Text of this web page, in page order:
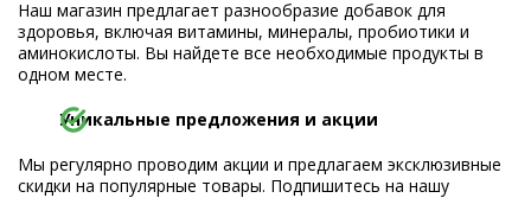
Наш магазин предлагает разнообразие добавок для
здоровья, включая витамины, минералы, пробиотики и
аминокислоты. Вы найдете все необходимые продукты в
одном месте.
Уникальные предложения и акции
Мы регулярно проводим акции и предлагаем эксклюзивные
скидки на популярные товары. Подпишитесь на нашу